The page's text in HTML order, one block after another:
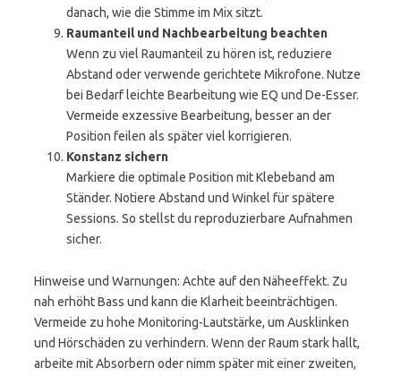
danach, wie die Stimme im Mix sitzt.
Raumanteil und Nachbearbeitung beachten
Wenn zu viel Raumanteil zu hören ist, reduziere
Abstand oder verwende gerichtete Mikrofone. Nutze
bei Bedarf leichte Bearbeitung wie EQ und De-Esser.
Vermeide exzessive Bearbeitung, besser an der
Position feilen als später viel korrigieren.
Konstanz sichern
Markiere die optimale Position mit Klebeband am
Ständer. Notiere Abstand und Winkel für spätere
Sessions. So stellst du reproduzierbare Aufnahmen
sicher.
Hinweise und Warnungen: Achte auf den Näheeffekt. Zu
nah erhöht Bass und kann die Klarheit beeinträchtigen.
Vermeide zu hohe Monitoring-Lautstärke, um Ausklinken
und Hörschäden zu verhindern. Wenn der Raum stark hallt,
arbeite mit Absorbern oder nimm später mit einer zweiten,